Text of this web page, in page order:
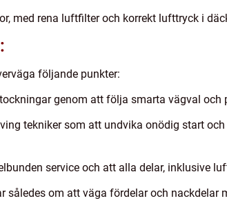
med rena luftfilter och korrekt lufttryck i
följande punkter:
genom att följa smarta vägval och
tekniker som att undvika onödig start
service och att alla delar, inklusive
således om att väga fördelar och